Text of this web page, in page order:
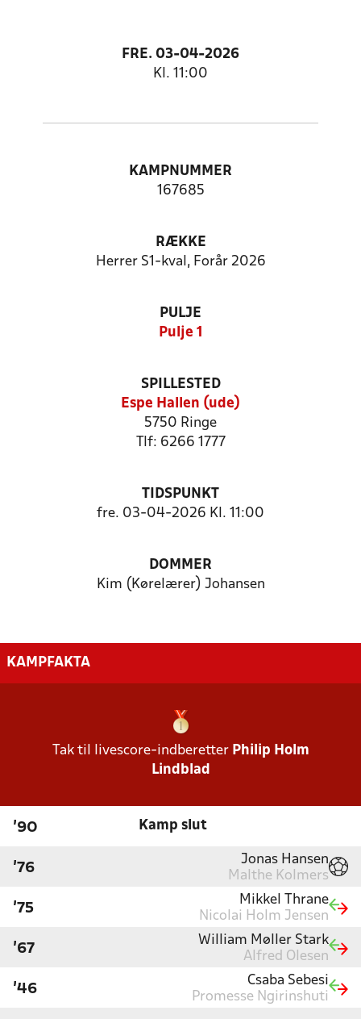
FRE. 03-04-2026
Kl. 11:00
KAMPNUMMER
167685
RÆKKE
Herrer S1-kval, Forår 2026
PULJE
Pulje 1
SPILLESTED
Espe Hallen (ude)
5750 Ringe
Tlf: 6266 1777
TIDSPUNKT
fre. 03-04-2026 Kl. 11:00
DOMMER
Kim (Kørelærer) Johansen
KAMPFAKTA
Tak til livescore-indberetter Philip Holm
Lindblad
'90 Kamp slut
'76
Jonas Hansen
Malthe Kolmers
'75
Mikkel Thrane
Nicolai Holm Jensen
'67
William Møller Stark
Alfred Olesen
'46
Csaba Sebesi
Promesse Ngirinshuti